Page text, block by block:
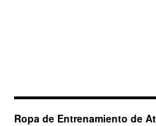
Ropa de Entrenamiento de